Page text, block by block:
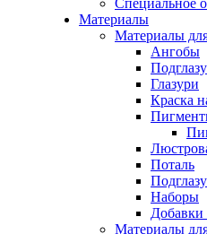
Специальное
Материалы
Материалы
Ангобы
Глазури
Краска
Поталь
Наборы
Добавки
Материалы